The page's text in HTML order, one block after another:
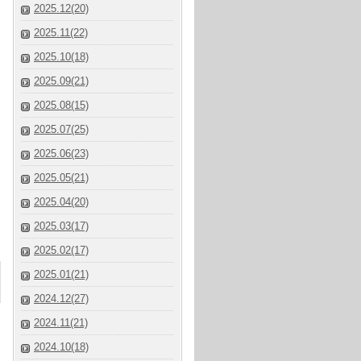
2025.12(20)
2025.11(22)
2025.10(18)
2025.09(21)
2025.08(15)
2025.07(25)
2025.06(23)
2025.05(21)
2025.04(20)
2025.03(17)
2025.02(17)
2025.01(21)
2024.12(27)
2024.11(21)
2024.10(18)